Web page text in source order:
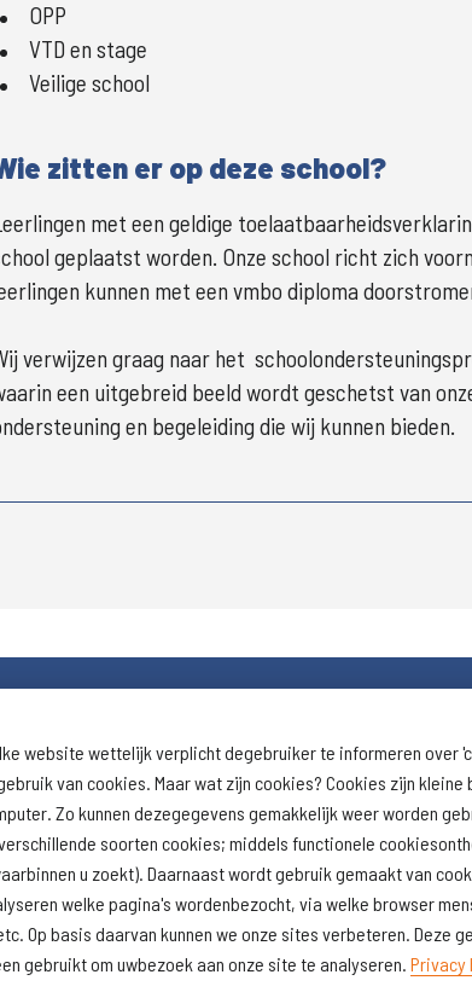
website wettelijk verplicht degebruiker te informeren over
van cookies. Maar wat zijn cookies? Cookies zijn kleine
Zo kunnen dezegegevens gemakkelijk weer worden
soorten cookies; middels functionele
u zoekt). Daarnaast wordt gebruik gemaakt van
welke pagina's wordenbezocht, via welke browser
Op basis daarvan kunnen we onze sites verbeteren. Deze
gebruikt om uwbezoek aan onze site te analyseren. Privacy
OPP
VTD en stage
Veilige school
zitten er op deze school?
met een geldige
geplaatst worden. Onze school richt zich
kunnen met een vmbo diploma
verwijzen graag naar het
een uitgebreid beeld wordt geschetst van
en begeleiding die wij kunnen bieden.
schoolprofiel
Naar